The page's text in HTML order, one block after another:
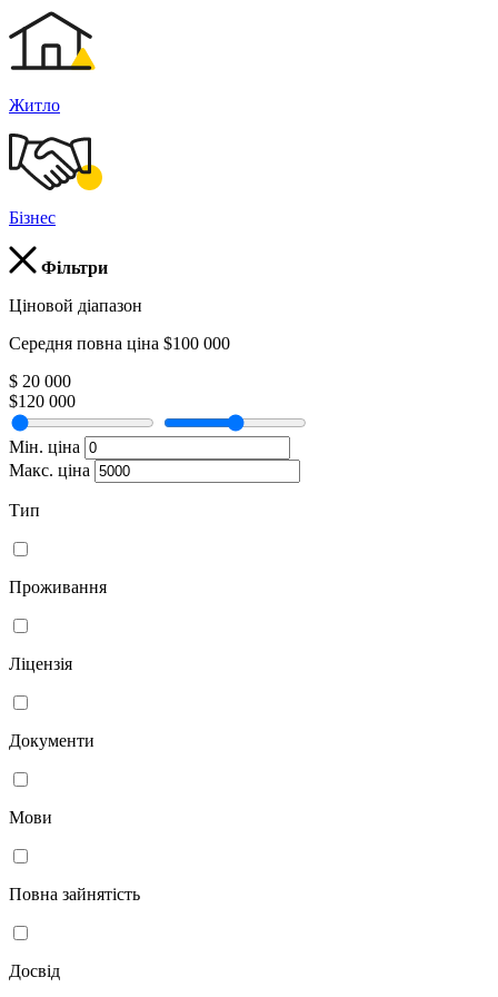
Житло
Бізнес
Фільтри
Ціновой діапазон
Середня повна ціна $100 000
$ 20 000
$120 000
Мін. ціна
Макс. ціна
Тип
Проживання
Ліцензія
Документи
Мови
Повна зайнятість
Досвід